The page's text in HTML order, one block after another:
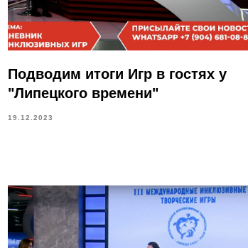
Подводим итоги Игр в гостях у
"Липецкого времени"
19.12.2023